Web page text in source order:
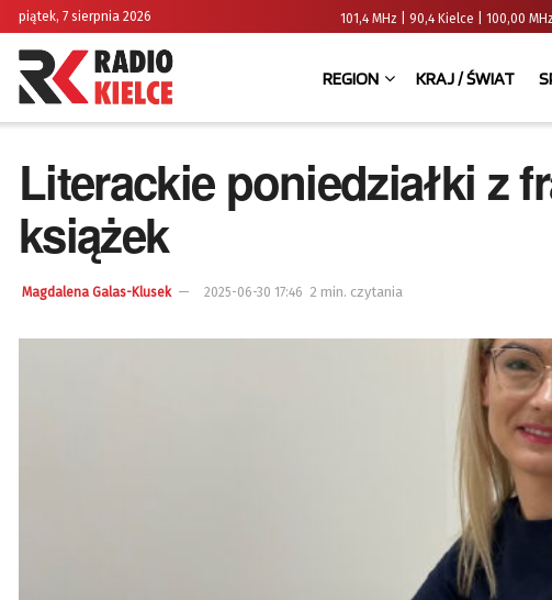
piątek, 7 sierpnia 2026 101,4 MHz | 90,4 Kielce | 100,00
REGION KRAJ / ŚWIAT
Literackie poniedziałki z
książek
Magdalena Galas-Klusek 2025-06-30 17:46 2 min. czytania